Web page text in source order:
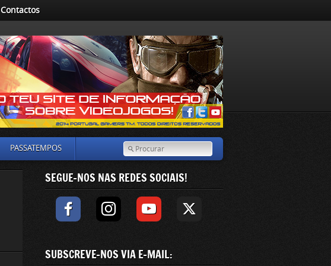
Contactos
PASSATEMPOS
SEGUE-NOS NAS REDES SOCIAIS!
SUBSCREVE-NOS VIA E-MAIL: